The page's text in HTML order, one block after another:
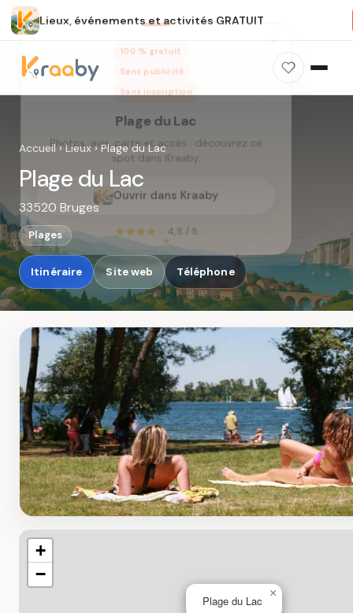
Lieux, événements et activités GRATUIT
Plage du Lac
Photos, avis, carte et accès : découvrez ce
spot dans Kraaby.
Ouvrir dans Kraaby
4,8 / 5
Accueil›Lieux›Plage du Lac
Plage du Lac
33520 Bruges
Plages
Itinéraire Site web Téléphone
Plage du Lac
×
+
−